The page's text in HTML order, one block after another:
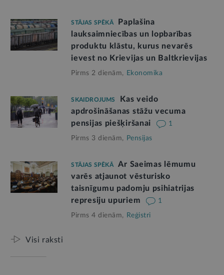
STĀJAS SPĒKĀ
Paplašina
lauksaimniecības un lopbarības
produktu klāstu, kurus nevarēs
ievest no Krievijas un Baltkrievijas
Pirms 2 dienām, Ekonomika
SKAIDROJUMS
Kas veido
apdrošināšanas stāžu vecuma
pensijas piešķiršanai
1
Pirms 3 dienām, Pensijas
STĀJAS SPĒKĀ
Ar Saeimas lēmumu
varēs atjaunot vēsturisko
taisnīgumu padomju psihiatrijas
represiju upuriem
1
Pirms 4 dienām, Reģistri
Visi raksti